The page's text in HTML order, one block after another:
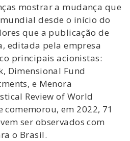
mostrar a mudança que
desde o início do
que a publicação de
editada pela empresa
principais acionistas:
Dimensional Fund
e Menora
Review of World
comemorou, em 2022, 71
ser observados com
o Brasil.